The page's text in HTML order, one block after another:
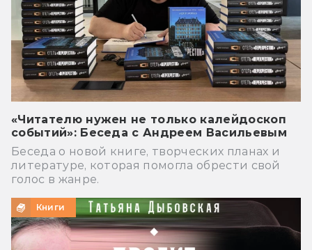
«Читателю нужен не только калейдоскоп
событий»: Беседа с Андреем Васильевым
Беседа о новой книге, творческих планах и
литературе, которая помогла обрести свой
голос в жанре.
Книги